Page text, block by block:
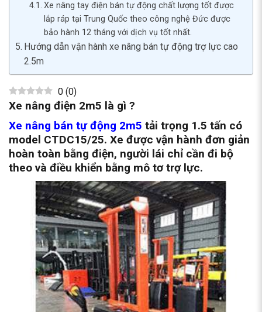
Xe nâng tay điện bán tự động chất lượng tốt được
lắp ráp tại Trung Quốc theo công nghệ Đức được
bảo hành 12 tháng với dịch vụ tốt nhất.
Hướng dẫn vận hành xe nâng bán tự động trợ lực cao
2.5m
0 (0)
Xe nâng điện 2m5 là gì ?
Xe nâng bán tự động 2m5 tải trọng 1.5 tấn có
model CTDC15/25. Xe được vận hành đơn giản
hoàn toàn bằng điện, người lái chỉ cần đi bộ
theo và điều khiển bằng mô tơ trợ lực.